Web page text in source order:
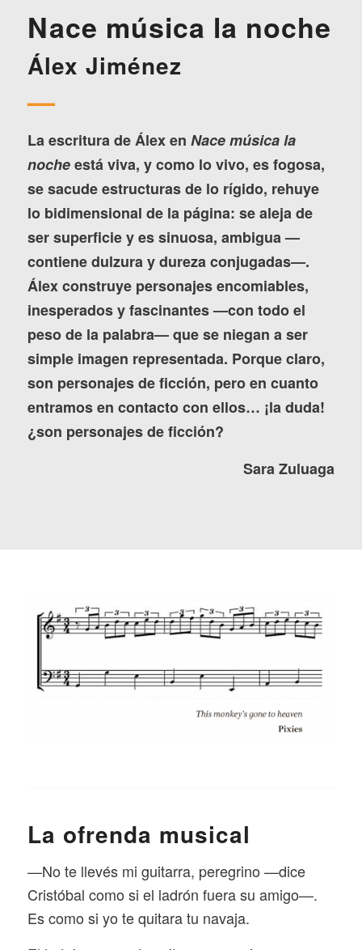
Nace música la noche
Álex Jiménez
—
La escritura de Álex en Nace música la
nocheestá viva, y como lo vivo, es fogosa,
se sacude estructuras de lo rígido, rehuye
lo bidimensional de la página: se aleja de
ser superficie y es sinuosa, ambigua —
contiene dulzura y dureza conjugadas—.
Álex construye personajes encomiables,
inesperados y fascinantes —con todo el
peso de la palabra— que se niegan a ser
simple imagen representada. Porque claro,
son personajes de ficción, pero en cuanto
entramos en contacto con ellos… ¡la duda!
¿son personajes de ficción?
Sara Zuluaga
La ofrenda musical
—No te llevés mi guitarra, peregrino —dice
Cristóbal como si el ladrón fuera su amigo—.
Es como si yo te quitara tu navaja.